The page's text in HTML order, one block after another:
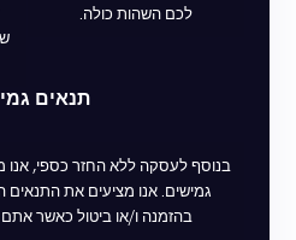
לכם השהות כולה.
תנאים
בנוסף לעסקה ללא החזר כספי, אנו
גמישים. אנו מציעים את התנאים
בהזמנה ו/או ביטול כאשר אתם